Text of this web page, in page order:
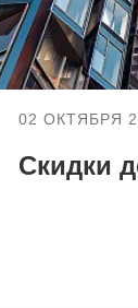
02 ОКТЯБРЯ
Скидки